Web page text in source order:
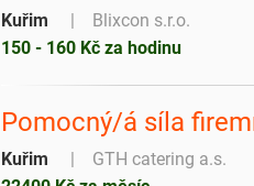
Kuřim
Blixcon s.r.o.
150 - 160 Kč za hodinu
Pomocný/á síla
Kuřim
GTH catering a.s.